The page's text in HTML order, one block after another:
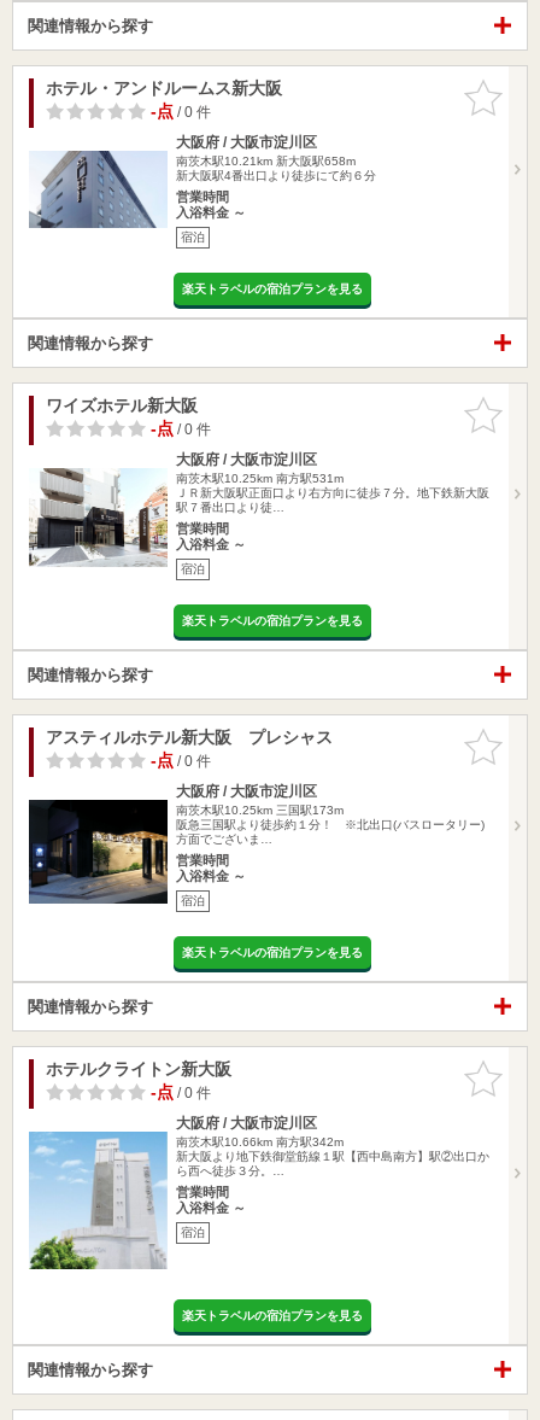
関連情報から探す
お気に入
りに追加
ホテル・アンドルームス新大阪
-点/ 0 件
大阪府 / 大阪市淀川区
南茨木駅10.21km 新大阪駅658m
新大阪駅4番出口より徒歩にて約６分
営業時間
入浴料金 ～
宿泊
楽天トラベルの宿泊プランを見る
関連情報から探す
お気に入
りに追加
ワイズホテル新大阪
-点/ 0 件
大阪府 / 大阪市淀川区
南茨木駅10.25km 南方駅531m
ＪＲ新大阪駅正面口より右方向に徒歩７分。地下鉄新大阪
駅７番出口より徒…
営業時間
入浴料金 ～
宿泊
楽天トラベルの宿泊プランを見る
関連情報から探す
お気に入
りに追加
アスティルホテル新大阪 プレシャス
-点/ 0 件
大阪府 / 大阪市淀川区
南茨木駅10.25km 三国駅173m
阪急三国駅より徒歩約１分！ ※北出口(バスロータリー)
方面でございま…
営業時間
入浴料金 ～
宿泊
楽天トラベルの宿泊プランを見る
関連情報から探す
お気に入
りに追加
ホテルクライトン新大阪
-点/ 0 件
大阪府 / 大阪市淀川区
南茨木駅10.66km 南方駅342m
新大阪より地下鉄御堂筋線１駅【西中島南方】駅②出口か
ら西へ徒歩３分。…
営業時間
入浴料金 ～
宿泊
楽天トラベルの宿泊プランを見る
関連情報から探す